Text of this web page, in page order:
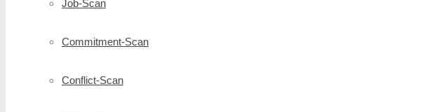
Job-Scan
Commitment-Scan
Conflict-Scan